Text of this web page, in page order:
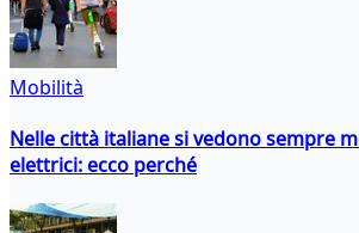
Mobilità
Nelle città italiane si vedono sempre
elettrici: ecco perché